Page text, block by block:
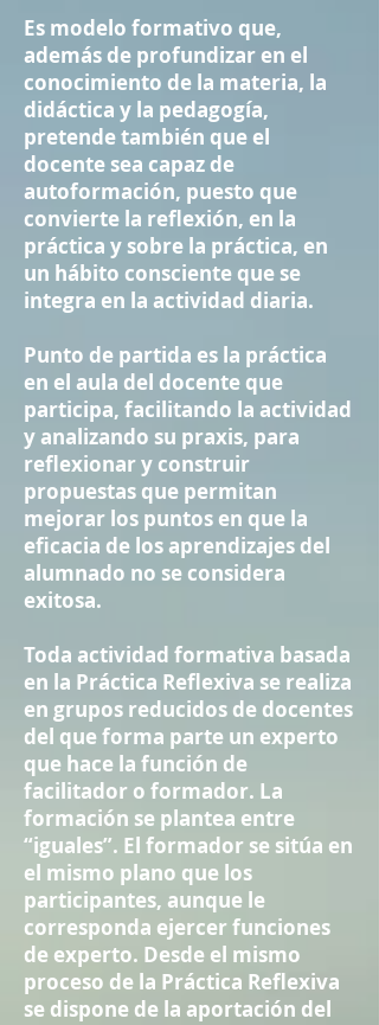
Es modelo formativo que,
además de profundizar en el
conocimiento de la materia, la
didáctica y la pedagogía,
pretende también que el
docente sea capaz de
autoformación, puesto que
convierte la reflexión, en la
práctica y sobre la práctica, en
un hábito consciente que se
integra en la actividad diaria.
Punto de partida es la práctica
en el aula del docente que
participa, facilitando la actividad
y analizando su praxis, para
reflexionar y construir
propuestas que permitan
mejorar los puntos en que la
eficacia de los aprendizajes del
alumnado no se considera
exitosa.
Toda actividad formativa basada
en la Práctica Reflexiva se realiza
en grupos reducidos de docentes
del que forma parte un experto
que hace la función de
facilitador o formador. La
formación se plantea entre
“iguales”. El formador se sitúa en
el mismo plano que los
participantes, aunque le
corresponda ejercer funciones
de experto. Desde el mismo
proceso de la Práctica Reflexiva
se dispone de la aportación del